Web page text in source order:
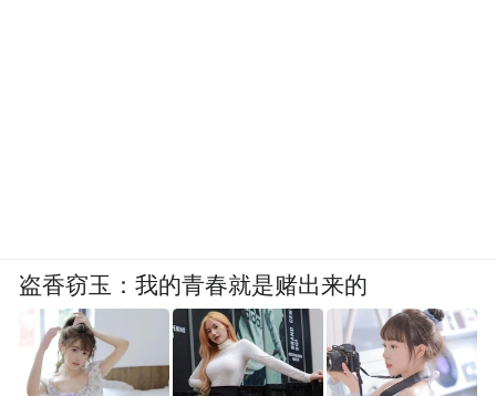
盗香窃玉：我的青春就是赌出来的